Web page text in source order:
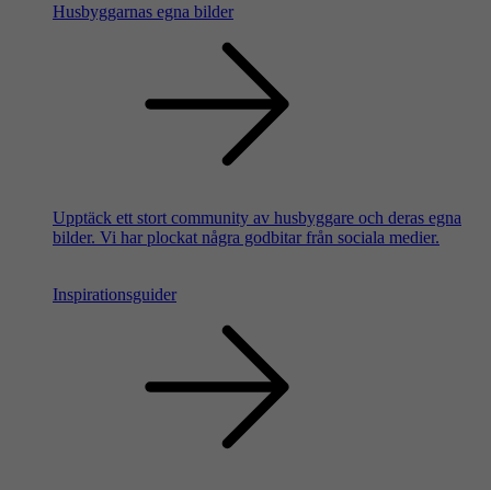
Husbyggarnas egna bilder
Upptäck ett stort community av husbyggare och deras egna
bilder. Vi har plockat några godbitar från sociala medier.
Inspirationsguider